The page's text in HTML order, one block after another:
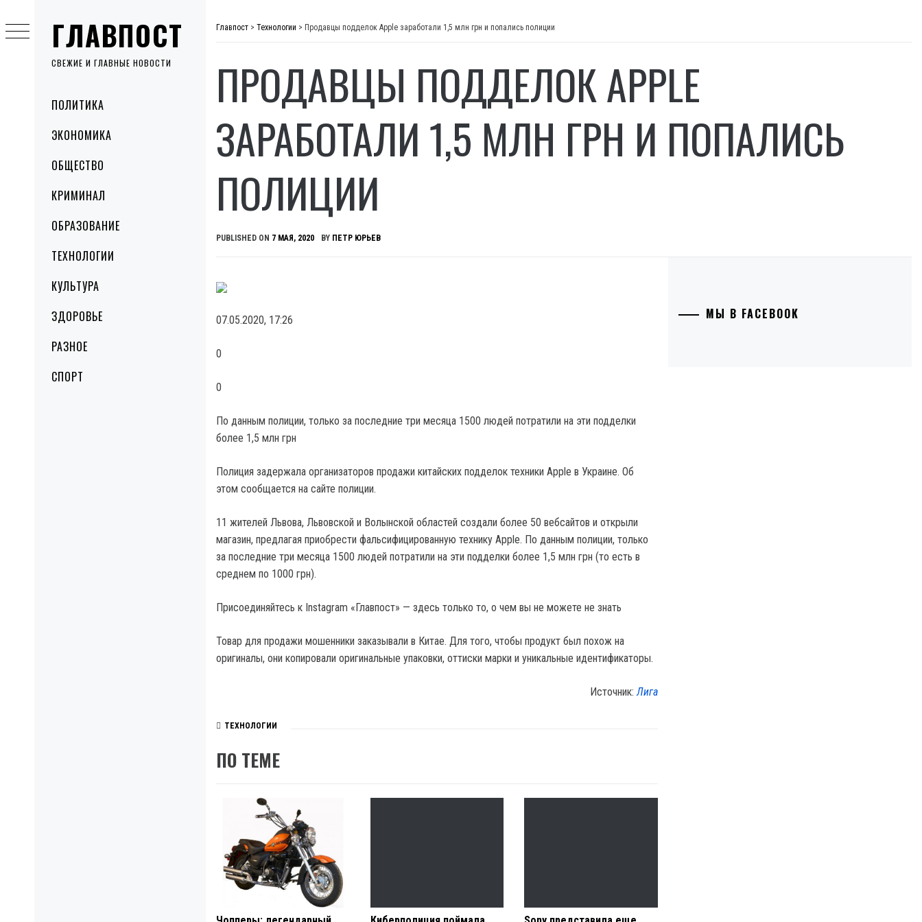
ГЛАВПОСТ
СВЕЖИЕ И ГЛАВНЫЕ НОВОСТИ
MenuПОЛИТИКА
ЭКОНОМИКА
ОБЩЕСТВО
КРИМИНАЛ
ОБРАЗОВАНИЕ
ТЕХНОЛОГИИ
КУЛЬТУРА
ЗДОРОВЬЕ
РАЗНОЕ
СПОРТ
to
content
Главпост > Технологии > Продавцы подделок Apple заработали 1,5 млн грн и попались полиции
ПРОДАВЦЫ ПОДДЕЛОК APPLE
ЗАРАБОТАЛИ 1,5 МЛН ГРН И ПОПАЛИСЬ
ПОЛИЦИИ
PUBLISHED ON 7 МАЯ, 2020 BY ПЕТР ЮРЬЕВ
07.05.2020, 17:26
0
0
По данным полиции, только за последние три месяца 1500 людей потратили на эти подделки
более 1,5 млн грн
Полиция задержала организаторов продажи китайских подделок техники Apple в Украине. Об
этом сообщается на сайте полиции.
11 жителей Львова, Львовской и Волынской областей создали более 50 вебсайтов и открыли
магазин, предлагая приобрести фальсифицированную технику Apple. По данным полиции, только
за последние три месяца 1500 людей потратили на эти подделки более 1,5 млн грн (то есть в
среднем по 1000 грн).
Присоединяйтесь к Instagram «Главпост» — здесь только то, о чем вы не можете не знать
Товар для продажи мошенники заказывали в Китае. Для того, чтобы продукт был похож на
оригиналы, они копировали оригинальные упаковки, оттиски марки и уникальные идентификаторы.
Источник:Лига
ТЕХНОЛОГИИ
ПО ТЕМЕ
МЫ В FACEBOOK